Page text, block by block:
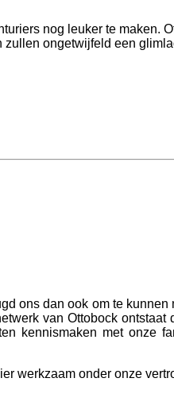
nog leuker te maken.
ongetwijfeld een
ons dan ook om te kunnen
van Ottobock ontstaat
kennismaken met onze
werkzaam onder onze